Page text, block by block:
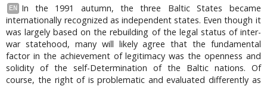
EN
In the 1991 autumn, the three Baltic States became
internationally recognized as independent states. Even though it
was largely based on the rebuilding of the legal status of inter-
war statehood, many will likely agree that the fundamental
factor in the achievement of legitimacy was the openness and
solidity of the self-Determination of the Baltic nations. Of
course, the right of is problematic and evaluated differently as